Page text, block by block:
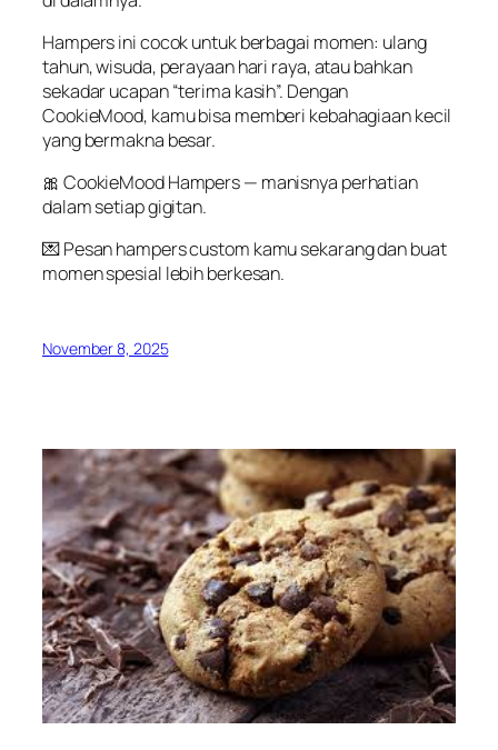
Hampersinicocokuntukberbagai momen: ulang
tahun,wisuda, perayaanhari raya,ataubahkan
sekadarucapan“terima kasih”. Dengan
CookieMood, kamubisa memberi kebahagiaankecil
yangbermakna besar.
🎀 CookieMoodHampers— manisnya perhatian
dalamsetiapgigitan.
💌Pesanhampers custom kamusekarangdanbuat
momenspesial lebihberkesan.
November 8, 2025